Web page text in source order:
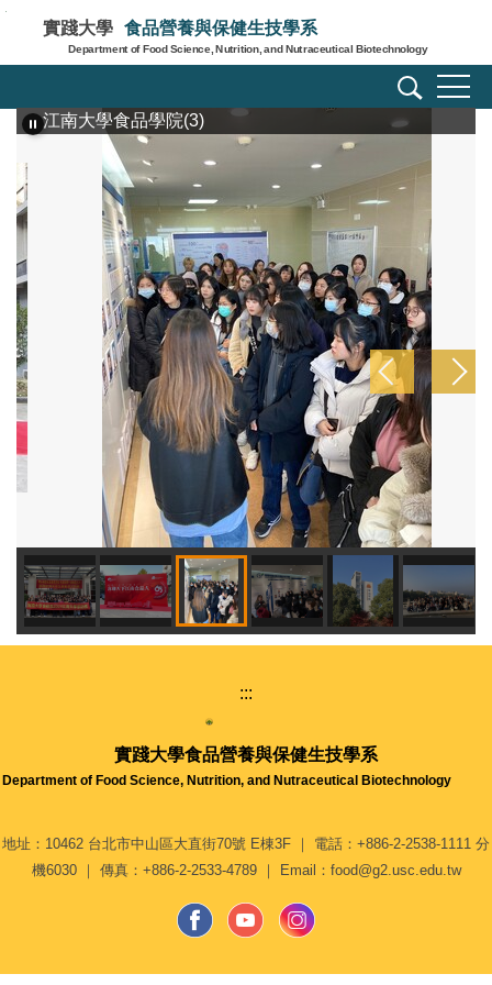
主
內
區
實踐大學 食品營養與保健生技學系
Department of Food Science, Nutrition, and Nutraceutical Biotechnology
江南大學食品學院(3)
:::
實踐大學食品營養與保健生技學系
Department of Food Science, Nutrition, and Nutraceutical Biotechnology
地址：10462 台北市中山區大直街70號 E棟3F ｜ 電話：+886-2-2538-1111 分
機6030 ｜ 傳真：+886-2-2533-4789 ｜ Email：food@g2.usc.edu.tw